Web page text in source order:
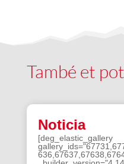
També et
Noticia
[deg_elastic_gallery